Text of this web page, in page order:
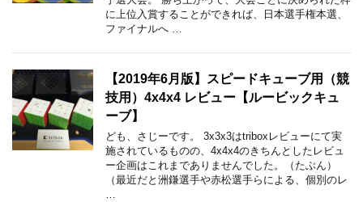
に上位入賞することができれば、日本選手権本選、
ファイナルへ …
【2019年6月版】スピードキューブ用（競
技用）4x4x4 レビュー【ルービックキュ
ーブ】
ども、さじーです。 3x3x3はtriboxレビューにて実
施されているものの、4x4x4のきちんとしたレビュ
ー企画はこれまでありませんでした。（たぶん）
（最近だと洲鎌選手や赤松選手らによる、個別のレ
…